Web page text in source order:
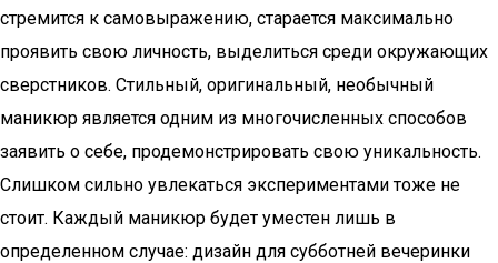
стремится к самовыражению, старается максимально
проявить свою личность, выделиться среди окружающих
сверстников. Стильный, оригинальный, необычный
маникюр является одним из многочисленных способов
заявить о себе, продемонстрировать свою уникальность.
Слишком сильно увлекаться экспериментами тоже не
стоит. Каждый маникюр будет уместен лишь в
определенном случае: дизайн для субботней вечеринки